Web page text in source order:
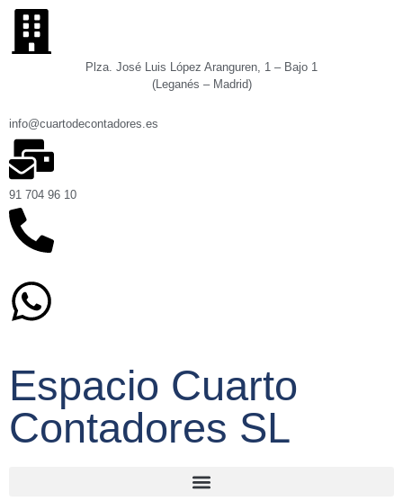
Plza. José Luis López Aranguren, 1 – Bajo 1
(Leganés – Madrid)
info@cuartodecontadores.es
91 704 96 10
Espacio Cuarto
Contadores SL